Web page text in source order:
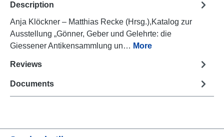
Description
Anja Klöckner – Matthias Recke (Hrsg.),Katalog zur
Ausstellung „Gönner, Geber und Gelehrte: die
Giessener Antikensammlung un… More
Reviews
Documents